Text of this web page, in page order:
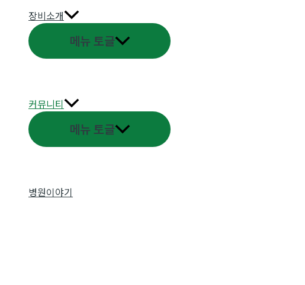
장비소개
메뉴 토글
커뮤니티
메뉴 토글
병원이야기